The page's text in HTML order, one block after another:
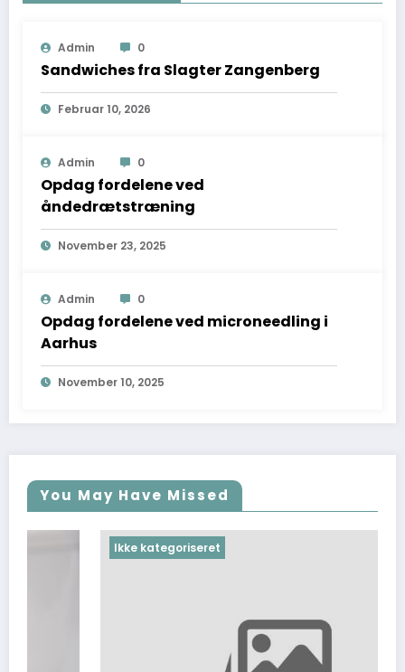
Admin 0
Sandwiches fra Slagter Zangenberg
Februar 10, 2026
Admin 0
Opdag fordelene ved
åndedrætstræning
November 23, 2025
Admin 0
Opdag fordelene ved microneedling i
Aarhus
November 10, 2025
You May Have Missed
Ikke kategoriseret